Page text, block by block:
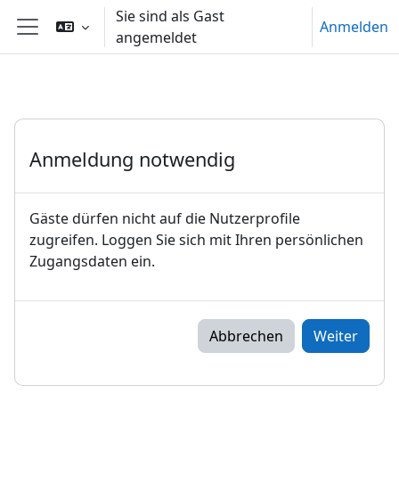
Zum Hauptinhalt
Website-Übersicht
Sie sind als Gast
angemeldet
Anmelden
Anmeldung notwendig
Gäste dürfen nicht auf die Nutzerprofile
zugreifen. Loggen Sie sich mit Ihren persönlichen
Zugangsdaten ein.
Abbrechen Weiter